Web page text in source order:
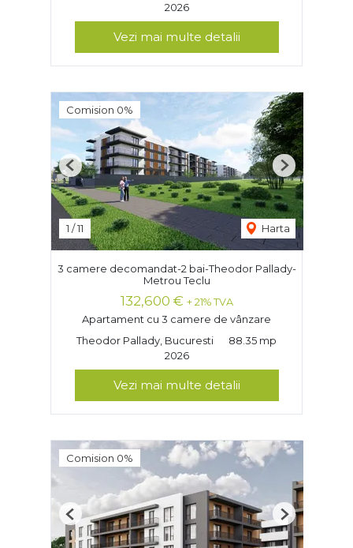
2026
Vezi mai multe detalii
Comision 0%
1 /11 Harta
Previous Next
3 camere decomandat-2 bai-Theodor Pallady-
Metrou Teclu
132,600 € + 21% TVA
Apartament cu 3 camere de vânzare
Theodor Pallady, Bucuresti
88.35 mp
2026
Vezi mai multe detalii
Comision 0%
Previous Next